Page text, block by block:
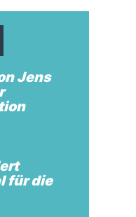
Jens
für die